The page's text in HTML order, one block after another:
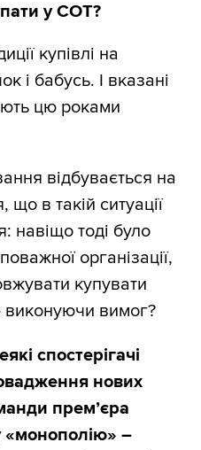
у СОТ?
купівлі на
і бабусь. І вказані
цю роками
відбувається на
в такій ситуації
навіщо тоді було
організації,
купувати
виконуючи вимог?
спостерігачі
нових
прем’єра
–